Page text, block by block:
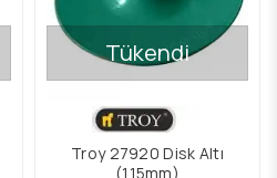
Tükendi
Troy 27920 Disk Altı
(115mm)